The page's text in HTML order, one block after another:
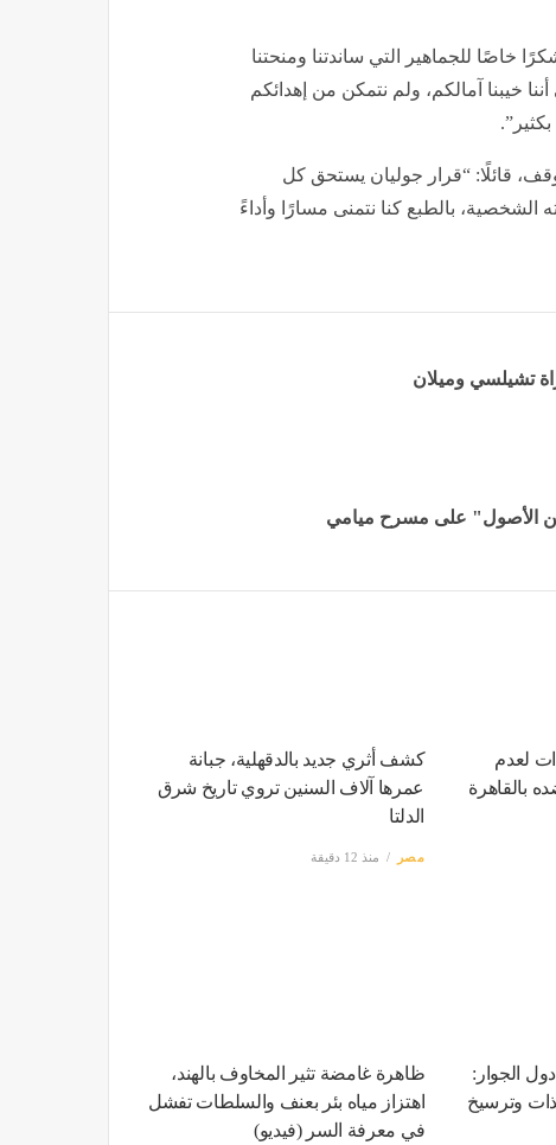
خاصًا للجماهير التي ساندتنا ومنحتنا
خيبنا آمالكم، ولم نتمكن من إهدائكم
قائلًا: “قرار جوليان يستحق كل
بالطبع كنا نتمنى مسارًا وأداءً
تشيلسي وميلان
الأصول" على مسرح ميامي
لعدم
بالقاهرة
كشف أثري جديد بالدقهلية، جبانة
عمرها آلاف السنين تروي تاريخ شرق
الدلتا
مصر منذ 12 دقيقة
الجوار:
وترسيخ
ظاهرة غامضة تثير المخاوف بالهند،
اهتزاز مياه بئر بعنف والسلطات تفشل
في معرفة السر (فيديو)